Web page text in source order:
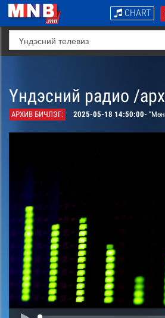
CHART
Үндэсний радио /
АРХИВ БИЧЛЭГ: 2025-05-18 14:50:00- “Мөнхийн